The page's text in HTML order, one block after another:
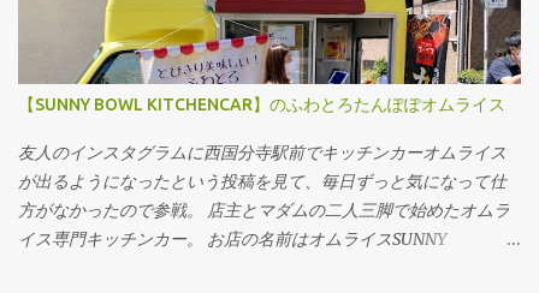
れている、森伊蔵の抽選投票をしているではないか...。 思わず妻を
呼んで2人で応募しました。 普通の森伊蔵720mlと森伊蔵プレミア
ム720mlの2種類のみの抽選販売。 普通の森伊蔵は60本に対し、
プレミアムは20本。 当選確率を考えると、普通の森伊蔵、レア度
を考えるとプレミアム... 迷った挙句、普通の森伊蔵を2本応募しま
した。貧乏人で飲んだことないので(笑) 後日(約1週間後)...立川高
島屋から妻あてにハガキが....なんだろう。 当選してました...!!!!! ち
ょうどいいタイミングで父が誕生日だったので、誕生日プレゼン
トとしてプレゼントしました。ネットを見ると1万円超え....14,000
【SUNNY BOWL KITCHENCAR】のふわとろたんぽぽオムライス
友人のインスタグラムに西国分寺駅前でキッチンカーオムライス
が出るようになったという投稿を見て、毎日ずっと気になって仕
方がなかったので参戦。 店主とマダムの二人三脚で始めたオムラ
イス専門キッチンカー。 お店の名前はオムライスSUNNY